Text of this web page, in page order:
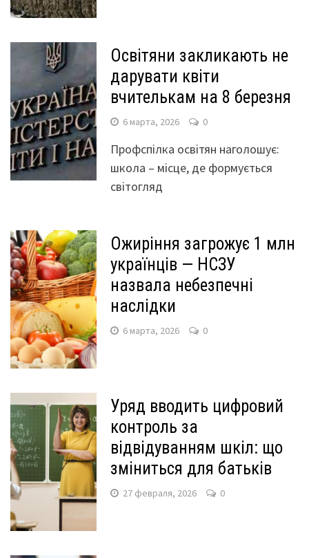
Освітяни закликають не
дарувати квіти
вчителькам на 8 березня
6 марта, 2026 0
Профспілка освітян наголошує:
школа – місце, де формується
світогляд
Ожиріння загрожує 1 млн
українців — НСЗУ
назвала небезпечні
наслідки
6 марта, 2026 0
Уряд вводить цифровий
контроль за
відвідуванням шкіл: що
зміниться для батьків
27 февраля, 2026 0